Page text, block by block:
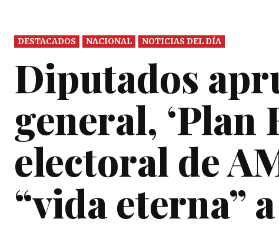
DESTACADOS NACIONAL NOTICIAS DEL DÍA
Diputados
general, ‘Plan
electoral de
“vida eterna”